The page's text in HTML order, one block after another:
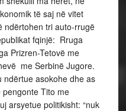
të saj në vitet
ndërtohen tri auto-rrugë
fqinjë: Rruga
Prizren-Tetovë me
me Serbinë Jugore.
ndërtue asokohe dhe as
Tito me
arsyetue politikisht: “nuk